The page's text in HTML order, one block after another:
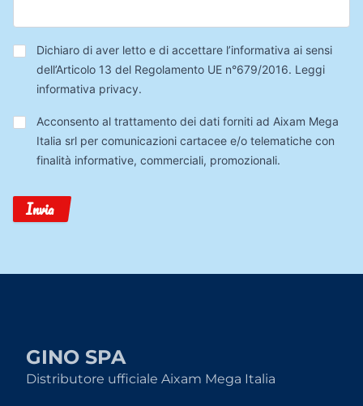
Privacy*
Dichiaro di aver letto e di accettare l’informativa ai sensi
dell’Articolo 13 del Regolamento UE n°679/2016. Leggi
informativa privacy.
Trattamento
Dati
Acconsento al trattamento dei dati forniti ad Aixam Mega
Italia srl per comunicazioni cartacee e/o telematiche con
finalità informative, commerciali, promozionali.
Invia
GINO SPA
Distributore ufficiale Aixam Mega Italia